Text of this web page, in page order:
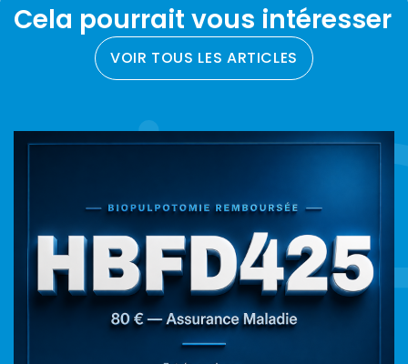
Cela pourrait vous intéresser
VOIR TOUS LES ARTICLES